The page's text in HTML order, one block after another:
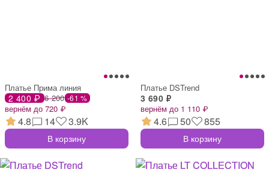
Платье Прима линия
2 400 ₽ 6 200 -61 %
вернём до 720 ₽
4.8 14 3.9K
В корзину
Платье DSTrend
3 690 ₽
вернём до 1 110 ₽
4.6 50 855
В корзину